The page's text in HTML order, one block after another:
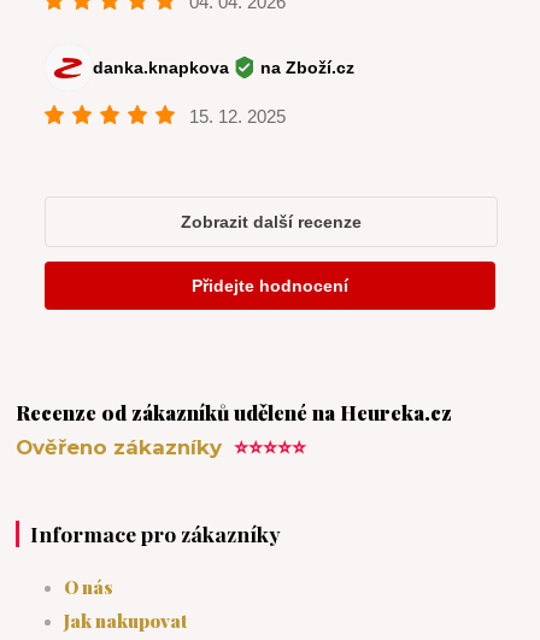
Recenze od zákazníků udělené na Heureka.cz
Ověřeno zákazníky⭐⭐⭐⭐⭐
Informace pro zákazníky
O nás
Jak nakupovat